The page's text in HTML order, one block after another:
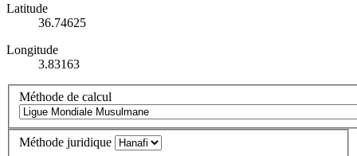
Latitude
36.74625
Longitude
3.83163
Méthode de calcul
Méthode juridique